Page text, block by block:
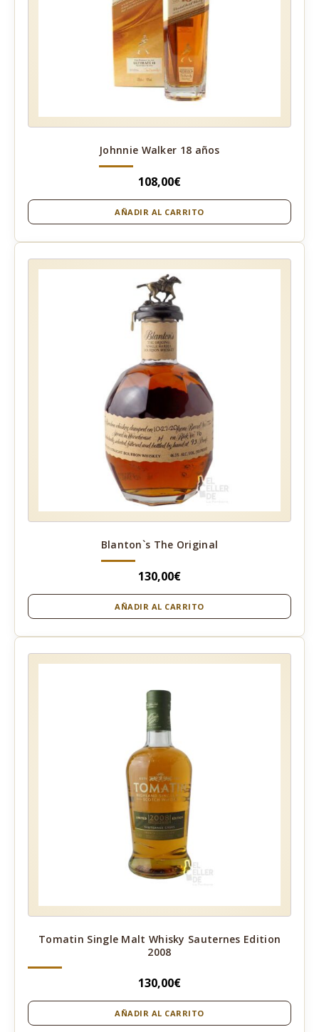
Johnnie Walker 18 años
108,00€
AÑADIR AL CARRITO
Blanton`s The Original
130,00€
AÑADIR AL CARRITO
Tomatin Single Malt Whisky Sauternes Edition
2008
130,00€
AÑADIR AL CARRITO